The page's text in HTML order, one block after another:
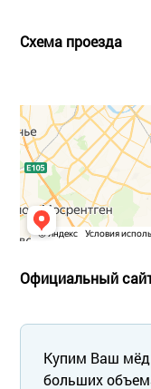
Схема проезда
Официальный
Купим Ваш мёд
больших